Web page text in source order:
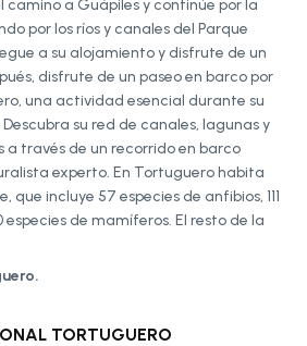
camino a Guápiles y continúe por la
por los ríos y canales del Parque
a su alojamiento y disfrute de un
disfrute de un paseo en barco por
una actividad esencial durante su
su red de canales, lagunas y
a través de un recorrido en barco
experto. En Tortuguero habita
incluye 57 especies de anfibios, 111
especies de mamíferos. El resto de la
TORTUGUERO